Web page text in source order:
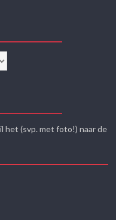
het (svp. met foto!) naar de